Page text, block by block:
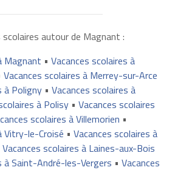
autour de Magnant :
Magnant • Vacances scolaires à
Vacances scolaires à Merrey-sur-Arce
à Poligny• Vacances scolaires à
à Polisy• Vacances scolaires
scolaires à Villemorien •
Vitry-le-Croisé • Vacances scolaires à
Vacances scolaires à Laines-aux-Bois
à Saint-André-les-Vergers • Vacances